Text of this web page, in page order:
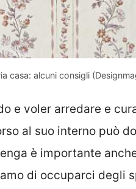
casa: alcuni consigli
e voler arredare e
al suo interno può
è importante
di occuparci degli